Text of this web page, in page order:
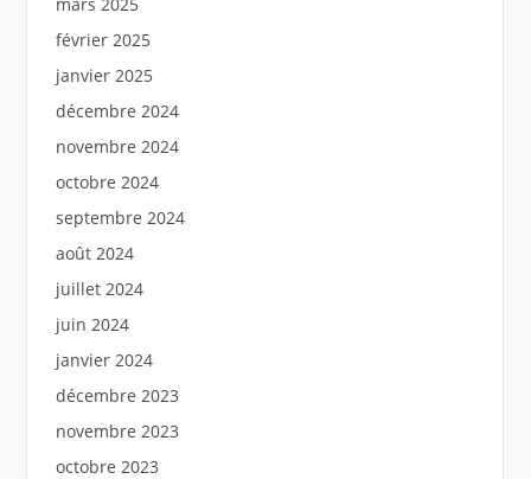
février 2025
janvier 2025
décembre 2024
novembre 2024
octobre 2024
septembre 2024
août 2024
juillet 2024
juin 2024
janvier 2024
décembre 2023
novembre 2023
octobre 2023